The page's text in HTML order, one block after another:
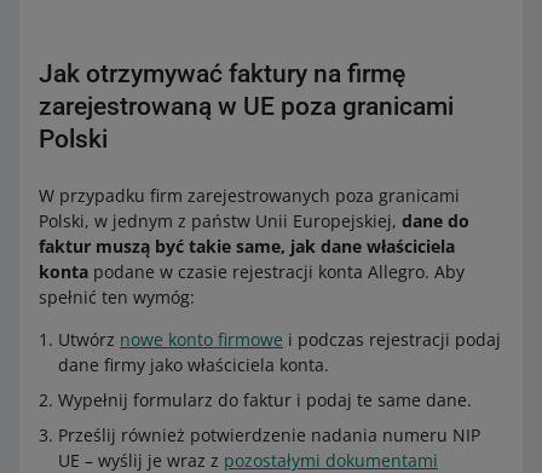
Jak otrzymywać faktury na firmę
zarejestrowaną w UE poza granicami
Polski
W przypadku firm zarejestrowanych poza granicami
Polski, w jednym z państw Unii Europejskiej, dane do
faktur muszą być takie same, jak dane właściciela
konta podane w czasie rejestracji konta Allegro. Aby
spełnić ten wymóg:
Utwórz nowe konto firmowe i podczas rejestracji podaj
dane firmy jako właściciela konta.
Wypełnij formularz do faktur i podaj te same dane.
Prześlij również potwierdzenie nadania numeru NIP
UE – wyślij je wraz z pozostałymi dokumentami